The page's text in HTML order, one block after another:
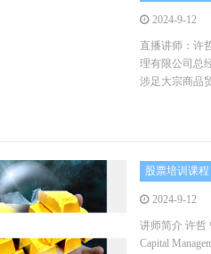
2024-9-12
直播讲师：许
理有限公司总
涉足大宗商品
股票培训课程
2024-9-12
讲师简介 许哲
Capital